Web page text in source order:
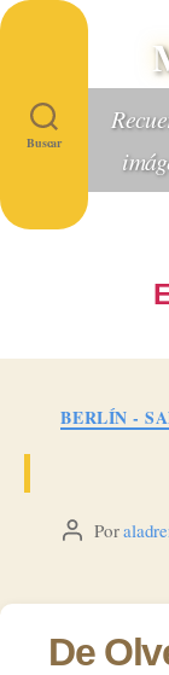
Buscar
BERLÍN -
Autor
entrada
Por
De